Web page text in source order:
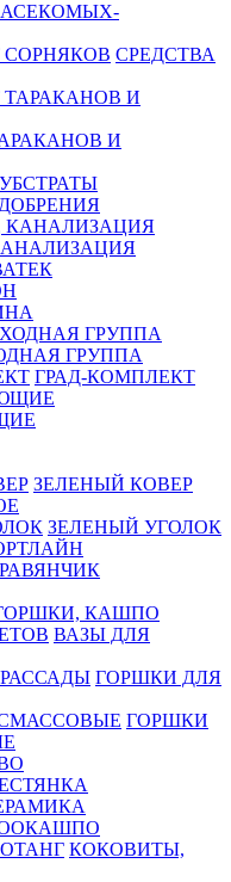
СРЕДСТВА
И
ГРУППА
ГРАД-КОМПЛЕКТ
ЗЕЛЕНЫЙ КОВЕР
ЗЕЛЕНЫЙ УГОЛОК
КАШПО
ВАЗЫ ДЛЯ
ГОРШКИ ДЛЯ
ГОРШКИ
КОКОВИТЫ,